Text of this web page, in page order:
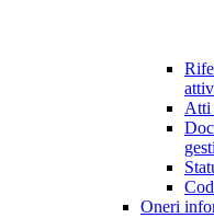
Atti
Oneri